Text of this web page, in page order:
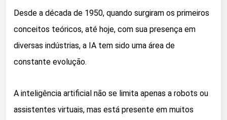
Desde a década de 1950, quando surgiram os primeiros
conceitos teóricos, até hoje, com sua presença em
diversas indústrias, a IA tem sido uma área de
constante evolução.
A inteligência artificial não se limita apenas a robots ou
assistentes virtuais, mas está presente em muitos